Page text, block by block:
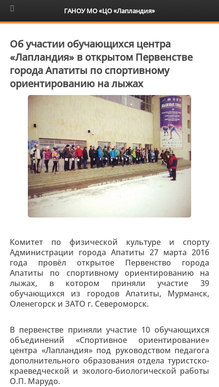
6+
Об участии обучающихся центра
«Лапландия» в открытом Первенстве
города Апатиты по спортивному
ориентированию на лыжах
Комитет по физической культуре и спорту
Администрации города Апатиты 27 марта 2016
года провёл открытое Первенство города
Апатиты по спортивному ориентированию на
лыжах, в котором приняли участие 39
обучающихся из городов Апатиты, Мурманск,
Оленегорск и ЗАТО г. Североморск.
В первенстве приняли участие 10 обучающихся
объединений «Спортивное ориентирование»
центра «Лапландия» под руководством педагога
дополнительного образования отдела туристско-
краеведческой и эколого-биологической работы
О.П. Марудо.
ГАНОУ МО «ЦО «Лапландия»